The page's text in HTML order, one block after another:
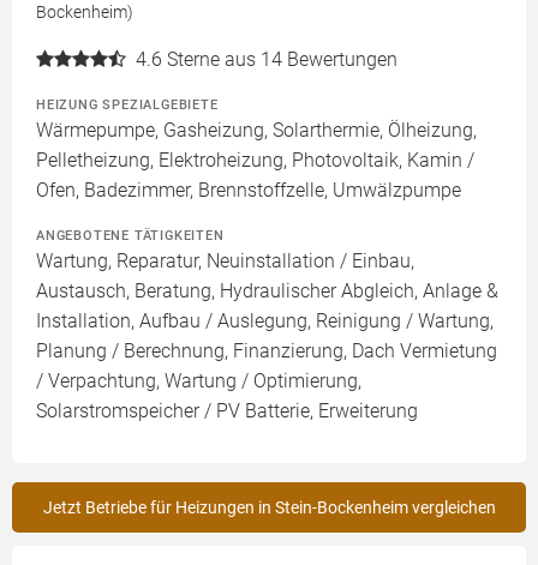
Bockenheim)
4.6 Sterne aus 14 Bewertungen
HEIZUNG SPEZIALGEBIETE
Wärmepumpe, Gasheizung, Solarthermie, Ölheizung,
Pelletheizung, Elektroheizung, Photovoltaik, Kamin /
Ofen, Badezimmer, Brennstoffzelle, Umwälzpumpe
ANGEBOTENE TÄTIGKEITEN
Wartung, Reparatur, Neuinstallation / Einbau,
Austausch, Beratung, Hydraulischer Abgleich, Anlage &
Installation, Aufbau / Auslegung, Reinigung / Wartung,
Planung / Berechnung, Finanzierung, Dach Vermietung
/ Verpachtung, Wartung / Optimierung,
Solarstromspeicher / PV Batterie, Erweiterung
Jetzt Betriebe für Heizungen in Stein-Bockenheim vergleichen